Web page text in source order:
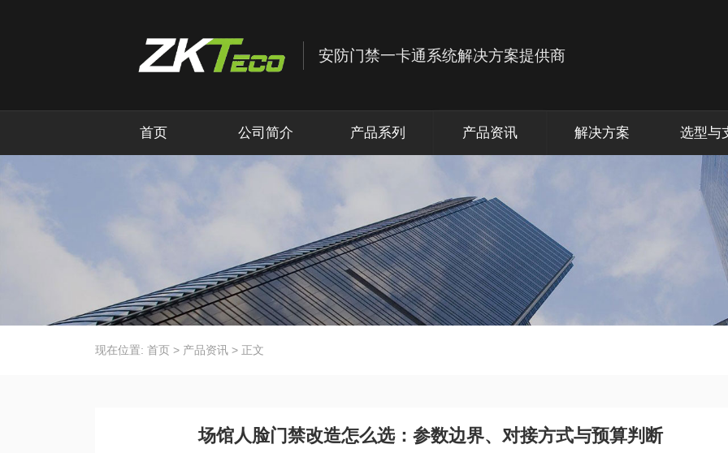
首页 公司简介 产品系列 产品资讯 解决方案 选型与
现在位置: 首页 > 产品资讯 > 正文
场馆人脸门禁改造怎么选：参数边界、对接方式与预算判断